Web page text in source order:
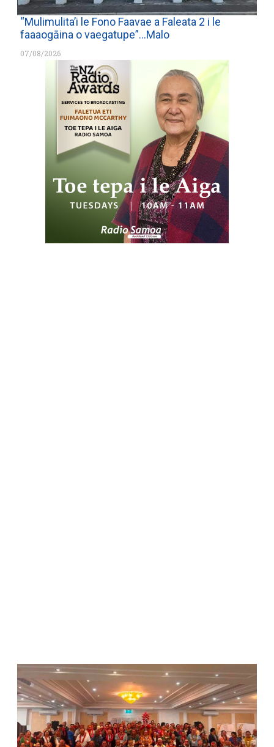
“Mulimulita’i le Fono Faavae a Faleata 2 i le
faaaogāina o vaegatupe”…Malo
07/08/2026